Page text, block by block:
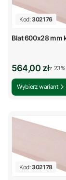
Kod:302176
Blat 600x28 mm
Cena brutto
564,00 złz %s
z 23%
Wybierz wariant
Kod:302178